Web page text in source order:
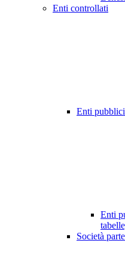
Enti controllati
Enti
Enti
Società